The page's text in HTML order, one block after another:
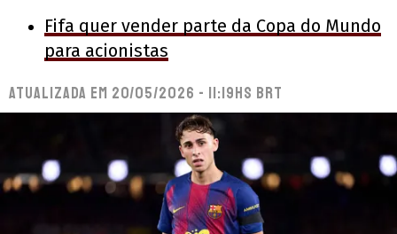
Fifa quer vender parte da Copa do Mundo
para acionistas
Atualizada em 20/05/2026 - 11:19hs BRT